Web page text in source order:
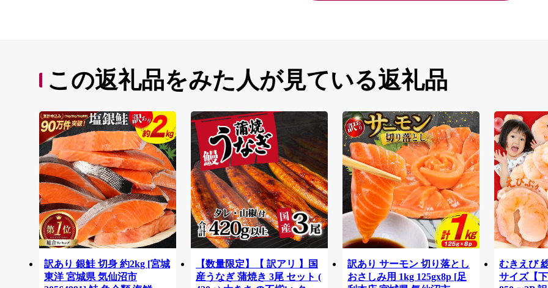
この返礼品をみた人が見ている返礼品
訳あり 銀鮭 切身 約2kg [宮城
東洋 宮城県 気仙沼市
【数量限定】【 訳アリ 】国
産うなぎ 蒲焼き 3尾 セット (
訳あり サーモン 切り落とし
おさしみ用 1kg 125gx8p [足
むきえび
サイズ【